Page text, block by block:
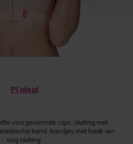
PI ideal
voorgevormde cups, sluiting met
band, bandjes met haak-en-
oog sluiting